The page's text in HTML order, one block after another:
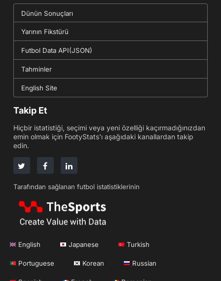
Dünün Sonuçları
Yarının Fikstürü
Futbol Data API(JSON)
Tahminler
English Site
Takip Et
Hiçbir istatistiği, seçimi veya yeni özelliği kaçırmadığınızdan
emin olmak için FootyStats'ı aşağıdaki kanallardan takip
edin.
Tarafından sağlanan futbol istatistiklerinin
English Japanese Turkish
Portuguese Korean Russian